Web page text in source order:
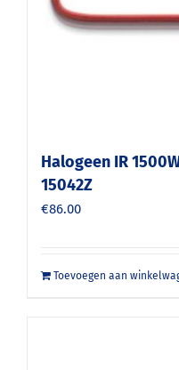
Halogeen IR
15042Z
€86.00
Toevoegen aan